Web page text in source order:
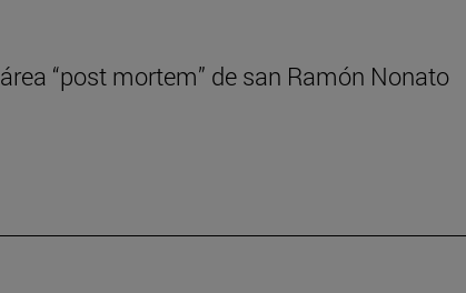
“post mortem” de san Ramón Nonato